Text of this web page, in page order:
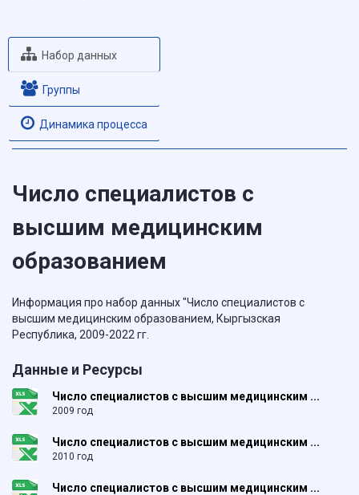
Набор данных
Группы
Динамика процесса
Число специалистов с
высшим медицинским
образованием
Информация про набор данных "Число специалистов с
высшим медицинским образованием, Кыргызская
Республика, 2009-2022 гг.
Данные и Ресурсы
Число специалистов с высшим медицинским ...
2009 год
Число специалистов с высшим медицинским ...
2010 год
Число специалистов с высшим медицинским ...